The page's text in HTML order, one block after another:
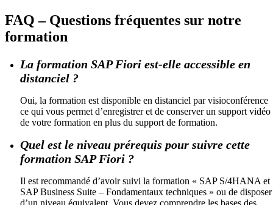
FAQ – Questions fréquentes sur notre
formation
La formation SAP Fiori est-elle accessible en
distanciel ?
Oui, la formation est disponible en distanciel par visioconférence
ce qui vous permet d’enregistrer et de conserver un support vidéo
de votre formation en plus du support de formation.
Quel est le niveau prérequis pour suivre cette
formation SAP Fiori ?
Il est recommandé d’avoir suivi la formation « SAP S/4HANA et
SAP Business Suite – Fondamentaux techniques » ou de disposer
d’un niveau équivalent. Vous devez comprendre les bases des